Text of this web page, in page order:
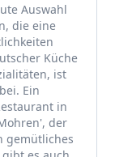
Auswahl
die eine
Küche
ist
Ein
in
der
gemütliches